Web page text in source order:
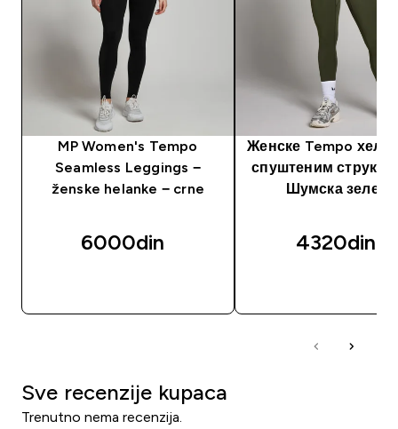
MP Women's Tempo
Seamless Leggings −
ženske helanke − crne
6000din‎
Женске Tempo
спуштеним струком
Шумска зелена
4320din‎
Sve recenzije kupaca
Trenutno nema recenzija.